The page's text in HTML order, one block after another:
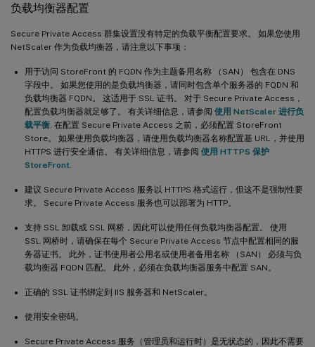
负载均衡器配置
Secure Private Access 群集设置没有特定的负载平衡配置要求。 如果您使用
NetScaler 作为负载均衡器，请注意以下事项：
用于访问 StoreFront 的 FQDN 作为主题备用名称 （SAN） 包含在 DNS
字段中。 如果您使用的是负载均衡器，请同时包含单个服务器的 FQDN 和
负载均衡器 FQDN。 这适用于 SSL 证书。 对于 Secure Private Access，
配置负载均衡器就足够了。 有关详细信息，请参阅 使用 NetScaler 进行负
载平衡. 在配置 Secure Private Access 之前，必须配置 StoreFront
Store。 如果使用负载均衡器，请使用负载均衡器名称配置基 URL，并使用
HTTPS 进行安全通信。 有关详细信息，请参阅 使用 HTTPS 保护
StoreFront.
建议 Secure Private Access 服务以 HTTPS 格式运行，但这不是强制性要
求。 Secure Private Access 服务也可以部署为 HTTP。
支持 SSL 卸载或 SSL 网桥，因此可以使用任何负载均衡器配置。 使用
SSL 网桥时，请确保在每个 Secure Private Access 节点中配置相同的服
务器证书。 此外，证书使用者公用名或使用者备用名称 （SAN） 必须与负
载均衡器 FQDN 匹配。 此外，必须在负载均衡器服务中配置 SAN。
正确的 SSL 证书绑定到 IIS 服务器和 NetScaler。
使用安全密码。
Secure Private Access 服务（管理员和运行时）是无状态的，因此不需要